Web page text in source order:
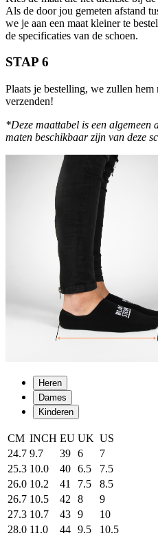
Als de door jou gemeten afstand
we je aan een maat kleiner te
de specificaties van de schoen.
STAP 6
Plaats je bestelling, we zullen
verzenden!
*Deze maattabel is een algemeen
maten beschikbaar zijn van deze
Heren
Dames
Kinderen
CM INCH EU UK US
24.7 9.7 39 6
7
25.3 10.0 40 6.5
7.5
26.0 10.2 41 7.5
8.5
26.7 10.5 42 8
9
27.3 10.7 43 9
10
28.0 11.0 44 9.5
10.5